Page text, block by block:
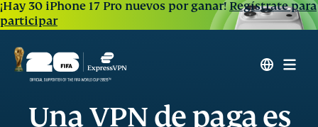
¡Hay 30 iPhone 17 Pro nuevos por ganar!Regístrate para
participar
Una VPN de paga es